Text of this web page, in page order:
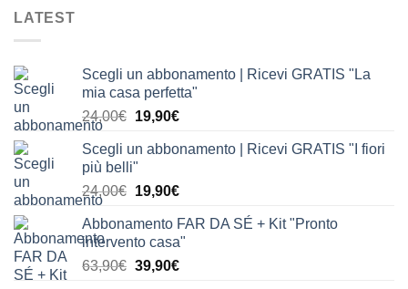
LATEST
Scegli un abbonamento | Ricevi GRATIS "La
mia casa perfetta"
24,00€ Il
originale
24,00€.
19,90€Il
attuale
19,90€.
Scegli un abbonamento | Ricevi GRATIS "I fiori
più belli"
24,00€ Il
originale
era:
24,00€.
19,90€Il
attuale
è:
19,90€.
Abbonamento FAR DA SÉ + Kit "Pronto
intervento casa"
63,90€ Il
39,90€Il